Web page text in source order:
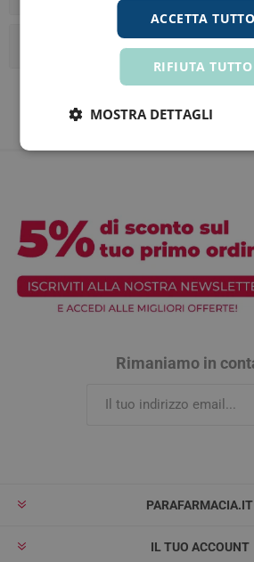
I tag più popolari
Rimaniamo in
PARAFARMACIA.IT
IL TUO ACCOUNT
ACCETTA TUTTO
RIFIUTA TUTTO
MOSTRA DETTAGLI